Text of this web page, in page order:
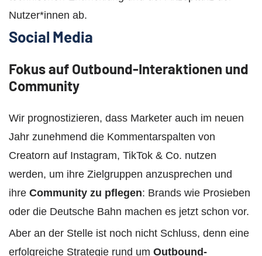
Nutzer*innen ab.
Social Media
Fokus auf Outbound-Interaktionen und
Community
Wir prognostizieren, dass Marketer auch im neuen
Jahr zunehmend die Kommentarspalten von
Creatorn auf Instagram, TikTok & Co. nutzen
werden, um ihre Zielgruppen anzusprechen und
ihre Community zu pflegen: Brands wie Prosieben
oder die Deutsche Bahn machen es jetzt schon vor.
Aber an der Stelle ist noch nicht Schluss, denn eine
erfolgreiche Strategie rund um Outbound-